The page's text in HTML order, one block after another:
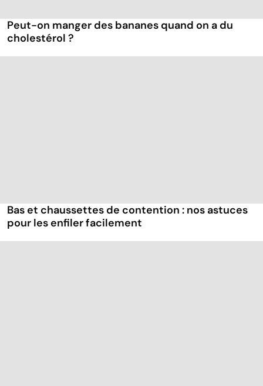
Peut-on manger des bananes quand on a du
cholestérol ?
Bas et chaussettes de contention : nos astuces
pour les enfiler facilement